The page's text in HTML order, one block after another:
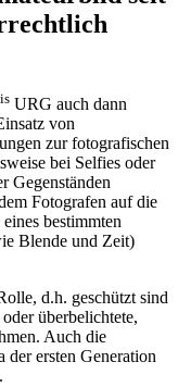
URG auch dann
von
zur fotografischen
bei Selfies oder
Gegenständen
Fotografen auf die
bestimmten
Blende und Zeit)
d.h. geschützt sind
überbelichtete,
Auch die
ersten Generation